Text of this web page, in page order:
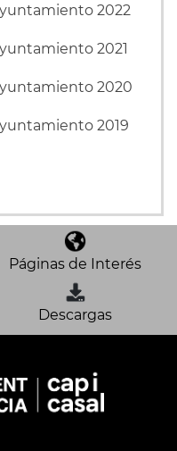
2022
2021
2020
2019
Páginas de Interés
Descargas